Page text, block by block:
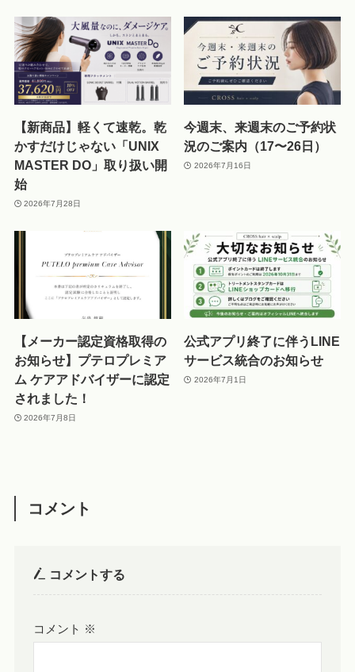
【新商品】軽くて速乾。乾
かすだけじゃない「UNIX
MASTER DO」取り扱い開
始
2026年7月28日
今週末、来週末のご予約状
況のご案内（17〜26日）
2026年7月16日
【メーカー認定資格取得の
お知らせ】プテロプレミア
ム ケアアドバイザーに認定
されました！
2026年7月8日
公式アプリ終了に伴うLINE
サービス統合のお知らせ
2026年7月1日
コメント
コメントする
コメント ※